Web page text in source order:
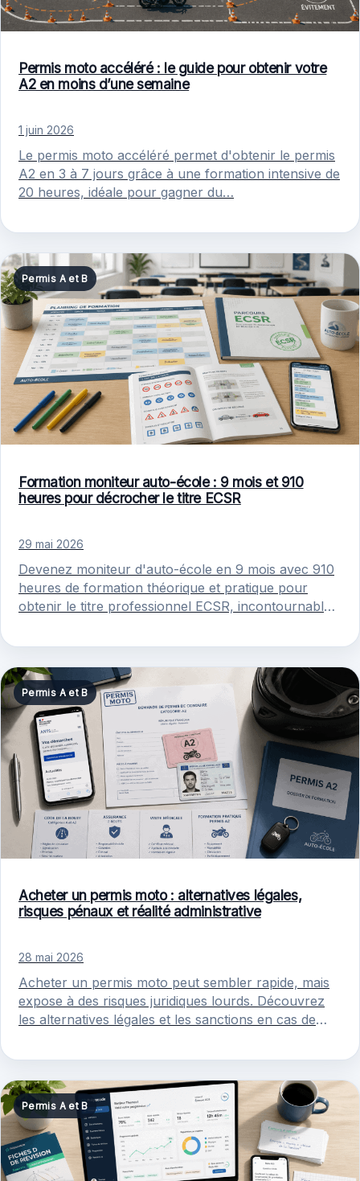
Permis moto accéléré : le guide pour obtenir votre
A2 en moins d’une semaine
1 juin 2026
Le permis moto accéléré permet d'obtenir le permis
A2 en 3 à 7 jours grâce à une formation intensive de
20 heures, idéale pour gagner du…
Permis A et B
Formation moniteur auto-école : 9 mois et 910
heures pour décrocher le titre ECSR
29 mai 2026
Devenez moniteur d'auto-école en 9 mois avec 910
heures de formation théorique et pratique pour
obtenir le titre professionnel ECSR, incontournable
Permis A et B
Acheter un permis moto : alternatives légales,
risques pénaux et réalité administrative
28 mai 2026
Acheter un permis moto peut sembler rapide, mais
expose à des risques juridiques lourds. Découvrez
les alternatives légales et les sanctions en cas de
Permis A et B